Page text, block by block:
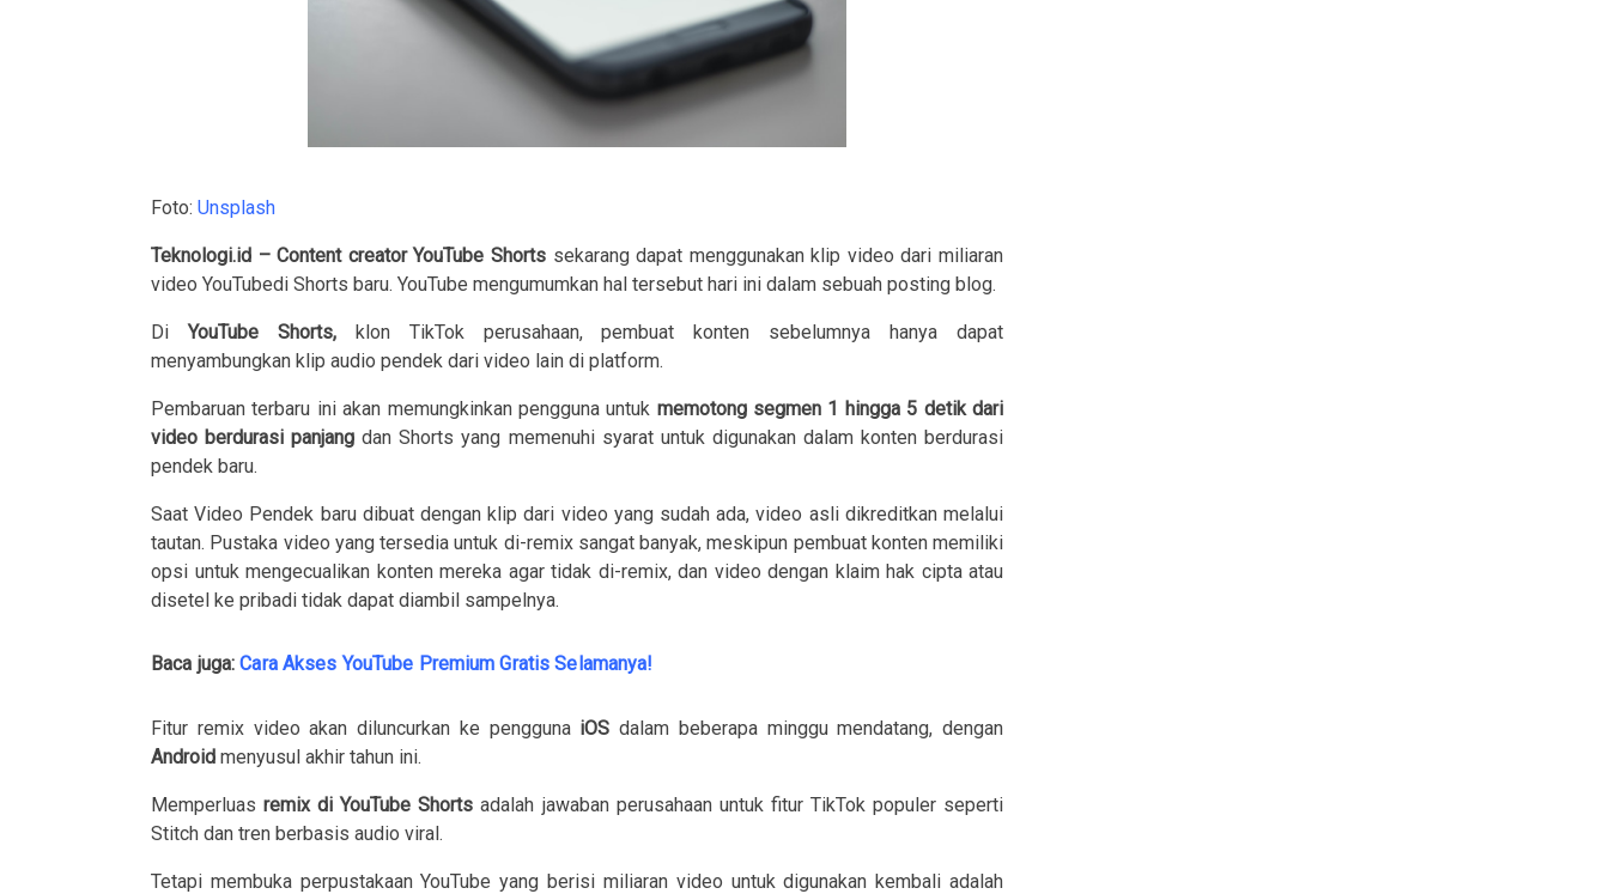
Foto: Unsplash
Teknologi.id – Content creatorYouTube Shortssekarang dapat menggunakan klip video dari miliaran
video YouTubedi Shorts baru. YouTube mengumumkan hal tersebut hari ini dalam sebuah posting blog.
DiYouTube Shorts, klon TikTok perusahaan, pembuat konten sebelumnya hanya dapat
menyambungkan klip audio pendek dari video lain di platform.
Pembaruan terbaru ini akan memungkinkan pengguna untuk memotong segmen 1 hingga 5 detik dari
video berdurasi panjang dan Shorts yang memenuhi syarat untuk digunakan dalam konten berdurasi
pendek baru.
Saat Video Pendek baru dibuat dengan klip dari video yang sudah ada, video asli dikreditkan melalui
tautan. Pustaka video yang tersedia untuk di-remix sangat banyak, meskipun pembuat konten memiliki
opsi untuk mengecualikan konten mereka agar tidak di-remix, dan video dengan klaim hak cipta atau
disetel ke pribadi tidak dapat diambil sampelnya.
Baca juga:Cara Akses YouTube Premium Gratis Selamanya!
Fitur remix video akan diluncurkan ke pengguna iOS dalam beberapa minggu mendatang, dengan
Android menyusul akhir tahun ini.
Memperluasremix di YouTube Shorts adalah jawaban perusahaan untuk fitur TikTok populer seperti
Stitch dan tren berbasis audio viral.
Tetapi membuka perpustakaan YouTube yang berisi miliaran video untuk digunakan kembali adalah